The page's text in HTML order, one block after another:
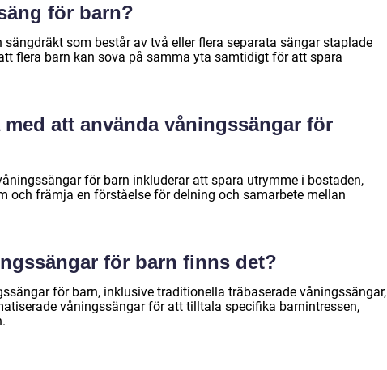
för barn?
sängdräkt som består av två eller flera separata sängar staplade
flera barn kan sova på samma yta samtidigt för att spara
att använda våningssängar för
för barn inkluderar att spara utrymme i bostaden,
och främja en förståelse för delning och samarbete mellan
för barn finns det?
för barn, inklusive traditionella träbaserade våningssängar,
våningssängar för att tilltala specifika barnintressen,